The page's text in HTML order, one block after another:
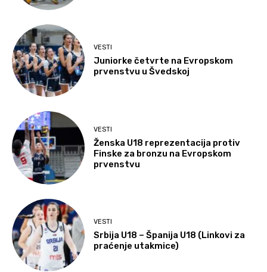
VESTI
Juniorke četvrte na Evropskom
prvenstvu u Švedskoj
VESTI
Ženska U18 reprezentacija protiv
Finske za bronzu na Evropskom
prvenstvu
VESTI
Srbija U18 – Španija U18 (Linkovi za
praćenje utakmice)